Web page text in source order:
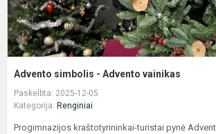
Advento simbolis - Advento vainikas
Paskelbta: 2025-12-05
Kategorija: Renginiai
Progimnazijos kraštotyrininkai-turistai pynė